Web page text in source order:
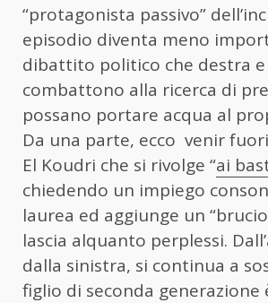
“protagonista passivo”
episodio diventa meno
dibattito politico che destra
combattono alla ricerca di
possano portare acqua al
Da una parte, ecco venir
El Koudri che si rivolge “ai
chiedendo un impiego
laurea ed aggiunge un “brucio
lascia alquanto perplessi.
dalla sinistra, si continua a
figlio di seconda generazione